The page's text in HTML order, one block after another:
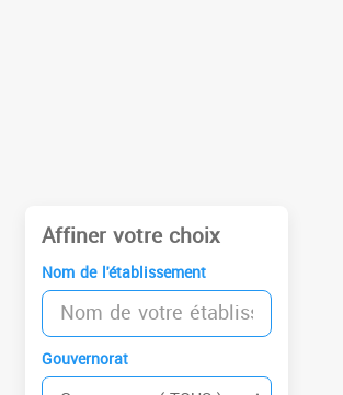
Affiner votre choix
Nom de l'établissement
Gouvernorat